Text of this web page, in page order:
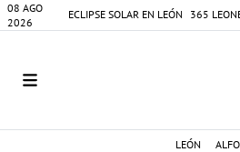
08 AGO
2026
ECLIPSE SOLAR EN LEÓN 365
LEÓN